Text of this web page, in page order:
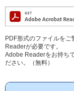
PDF形式のファイルを
Readerが必要です。
Adobe Readerをお持ち
ださい。（無料）